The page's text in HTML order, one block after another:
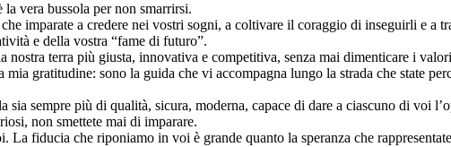
vera bussola per non smarrirsi.
imparate a credere nei vostri sogni, a coltivare il coraggio di inseguirli e a
e della vostra “fame di futuro”.
nostra terra più giusta, innovativa e competitiva, senza mai dimenticare i
gratitudine: sono la guida che vi accompagna lungo la strada che state
sia sempre più di qualità, sicura, moderna, capace di dare a ciascuno di voi
non smettete mai di imparare.
fiducia che riponiamo in voi è grande quanto la speranza che